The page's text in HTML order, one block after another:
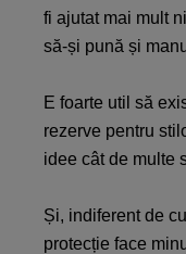
fi ajutat mai mult
să-și pună și
E foarte util să
rezerve pentru
idee cât de multe
Și, indiferent de
protecție face